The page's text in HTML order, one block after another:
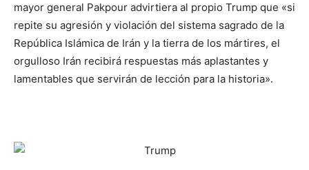
mayor general Pakpour advirtiera al propio Trump que «si
repite su agresión y violación del sistema sagrado de la
República Islámica de Irán y la tierra de los mártires, el
orgulloso Irán recibirá respuestas más aplastantes y
lamentables que servirán de lección para la historia».